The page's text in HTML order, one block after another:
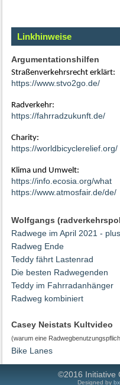
Linkhinweise
Argumentationshilfen
Straßenverkehrsrecht erklärt:
https://www.stvo2go.de/
Radverkehr:
https://fahrradzukunft.de/
Charity:
https://worldbicyclerelief.org/
Klima und Umwelt:
https://info.ecosia.org/what
https://www.atmosfair.de/de/
Wolfgangs
Radwege im April 2021 -
Radweg Ende
Teddy fährt Lastenrad
Die besten Radwegenden
Teddy im Fahrradanhänger
Radweg kombiniert
Casey Neistats Kultvideo
(warum eine
Bike Lanes
©2016 Initiative
Designed by